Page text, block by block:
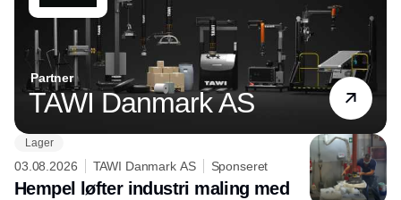
Partner
TAWI Danmark AS
Lager
03.08.2026 TAWI Danmark AS Sponseret
Hempel løfter industri maling med